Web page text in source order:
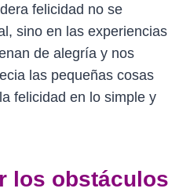
felicidad no se
sino en las experiencias
de alegría y nos
las pequeñas cosas
felicidad en lo simple y
los obstáculos